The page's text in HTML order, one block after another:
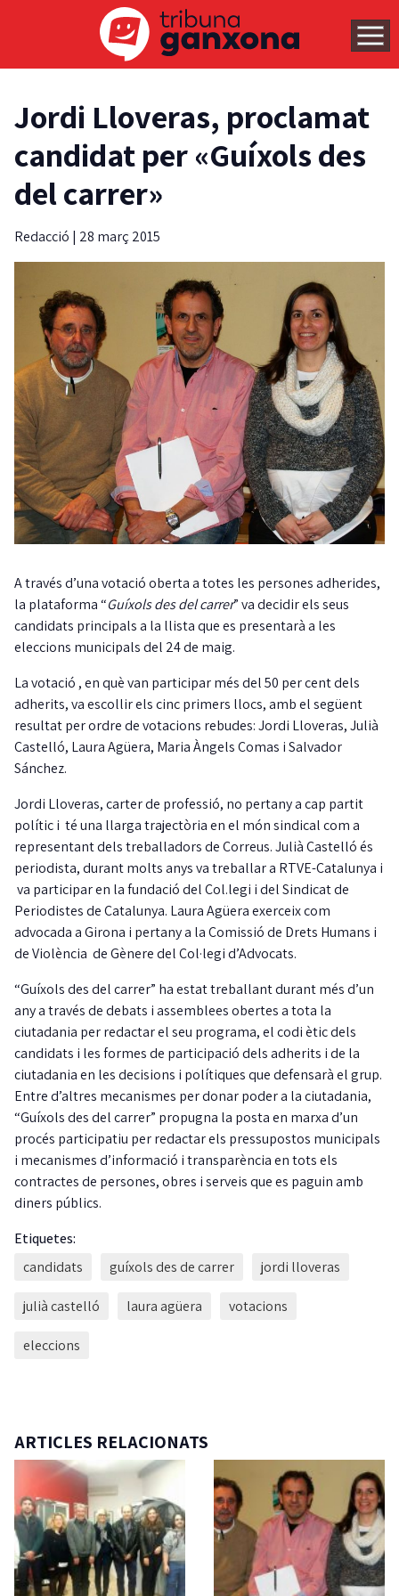
Jordi Lloveras, proclamat
candidat per «Guíxols des
del carrer»
Redacció | 28 març 2015
A través d’una votació oberta a totes les persones adherides,
la plataforma “Guíxols des del carrer” va decidir els seus
candidats principals a la llista que es presentarà a les
eleccions municipals del 24 de maig.
La votació , en què van participar més del 50 per cent dels
adherits, va escollir els cinc primers llocs, amb el següent
resultat per ordre de votacions rebudes: Jordi Lloveras, Julià
Castelló, Laura Agüera, Maria Àngels Comas i Salvador
Sánchez.
Jordi Lloveras, carter de professió, no pertany a cap partit
polític i té una llarga trajectòria en el món sindical com a
representant dels treballadors de Correus. Julià Castelló és
periodista, durant molts anys va treballar a RTVE-Catalunya i
va participar en la fundació del Col.legi i del Sindicat de
Periodistes de Catalunya. Laura Agüera exerceix com
advocada a Girona i pertany a la Comissió de Drets Humans i
de Violència de Gènere del Col·legi d’Advocats.
“Guíxols des del carrer” ha estat treballant durant més d’un
any a través de debats i assemblees obertes a tota la
ciutadania per redactar el seu programa, el codi ètic dels
candidats i les formes de participació dels adherits i de la
ciutadania en les decisions i polítiques que defensarà el grup.
Entre d’altres mecanismes per donar poder a la ciutadania,
“Guíxols des del carrer” propugna la posta en marxa d’un
procés participatiu per redactar els pressupostos municipals
i mecanismes d’informació i transparència en tots els
contractes de persones, obres i serveis que es paguin amb
diners públics.
Etiquetes:
candidats
guíxols des de carrer jordi lloveras
julià castelló laura agüera votacions
eleccions
ARTICLES RELACIONATS